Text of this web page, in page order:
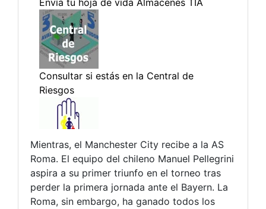
Mientras, el Manchester City recibe a la AS
Roma. El equipo del chileno Manuel Pellegrini
aspira a su primer triunfo en el torneo tras
perder la primera jornada ante el Bayern. La
Roma, sin embargo, ha ganado todos los